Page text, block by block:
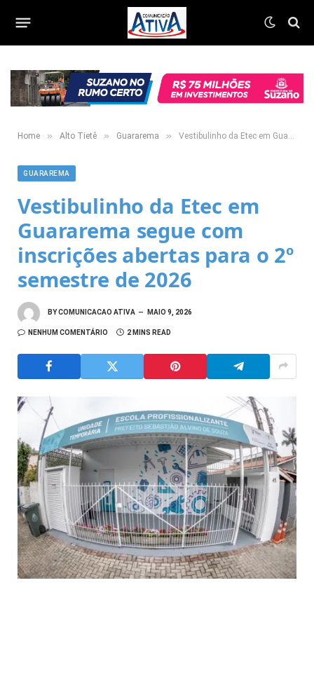
Home » Alto Tietê » Guararema » Vestibulinho da Etec em Guararema segue com inscrições abertas para o 2º semestre de 2026
GUARAREMA
Vestibulinho da Etec em
Guararema segue com
inscrições abertas para o 2º
semestre de 2026
BYCOMUNICACAO ATIVA MAIO 9, 2026
NENHUM COMENTÁRIO 2 MINS READ